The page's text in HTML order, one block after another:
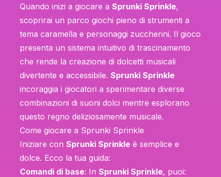
Quando inizi a giocare a Sprunki Sprinkle,
scoprirai un parco giochi pieno di strumenti a
tema caramella e personaggi zuccherini. Il gioco
presenta un sistema intuitivo di trascinamento
che rende la creazione di dolcetti musicali
divertente e accessibile. Sprunki Sprinkle
incoraggia i giocatori a sperimentare diverse
combinazioni di suoni dolci mentre esplorano
questo regno deliziosamente musicale.
Come giocare a Sprunki Sprinkle
Iniziare con Sprunki Sprinkle è semplice e
dolce. Ecco la tua guida:
Comandi di base: In Sprunki Sprinkle, puoi: